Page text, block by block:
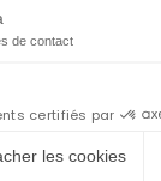
de contact
certifiés par
les cookies
de ce site